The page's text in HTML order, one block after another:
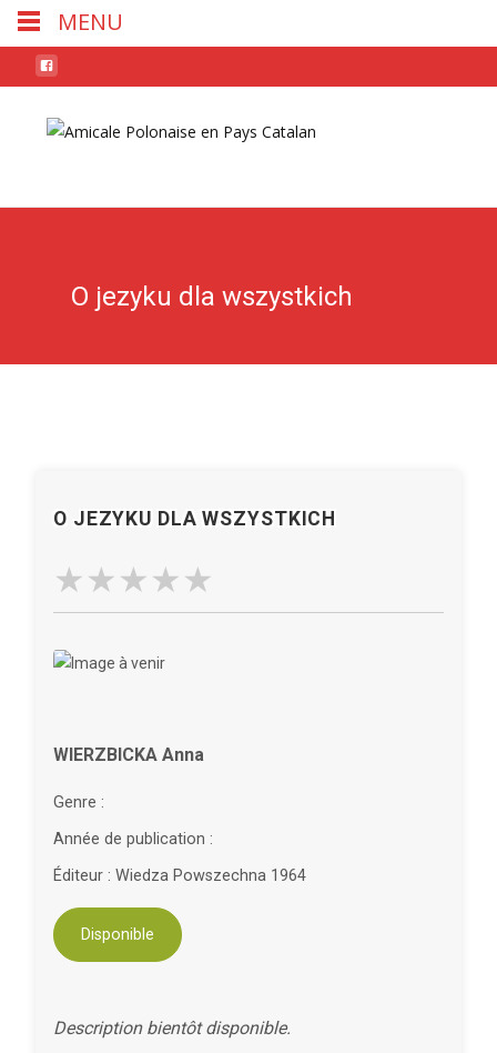
O jezyku dla wszystkich
O JEZYKU DLA WSZYSTKICH
WIERZBICKA Anna
Genre :
Année de publication :
Éditeur : Wiedza Powszechna 1964
Disponible
Description bientôt disponible.
MENU